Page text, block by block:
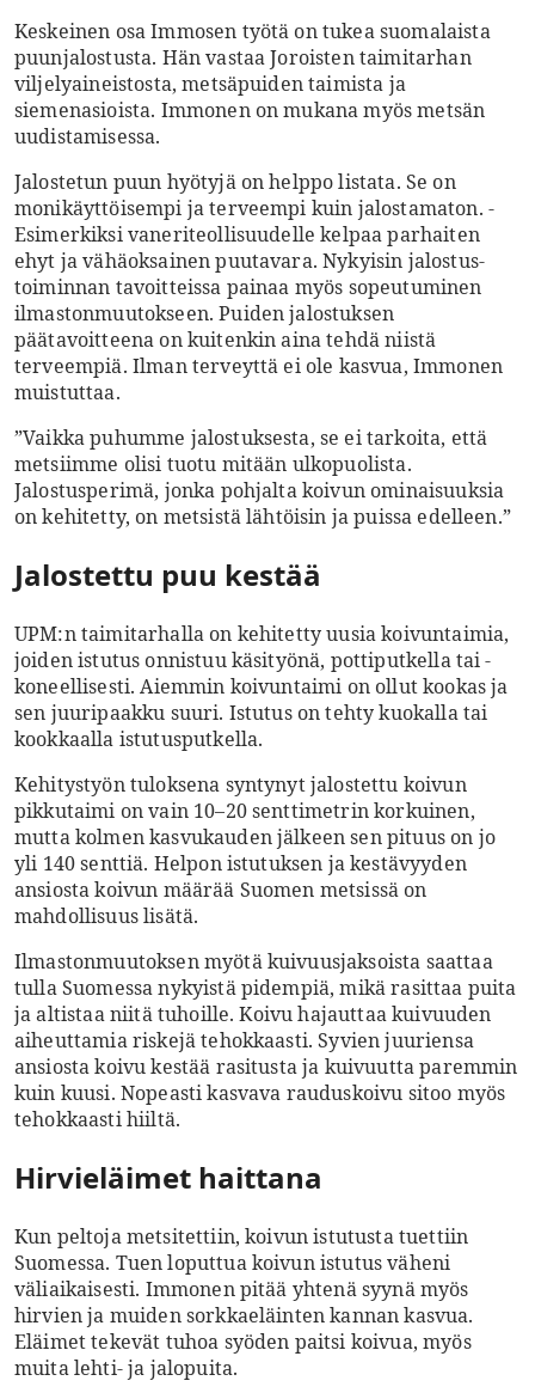
Keskeinen osa Immosen työtä on tukea suomalaista
puunjalostusta. Hän vastaa Joroisten taimitarhan
viljelyaineistosta, metsäpuiden taimista ja
siemenasioista. Immonen on mukana myös metsän
uudistamisessa.
Jalostetun puun hyötyjä on helppo listata. Se on
monikäyttöisempi ja terveempi kuin jalostamaton. ­
Esimerkiksi vaneriteollisuudelle kelpaa parhaiten
ehyt ja vähäoksainen puutavara. Nykyisin jalostus­
toiminnan tavoitteissa painaa myös sopeutuminen
ilmastonmuutokseen. Puiden jalostuksen
päätavoitteena on kuitenkin aina tehdä niistä
terveempiä. Ilman terveyttä ei ole kasvua, Immonen
muistuttaa.
”Vaikka puhumme jalostuksesta, se ei tarkoita, että
metsiimme olisi ­tuotu mitään ulkopuolista.
Jalostusperimä, jonka pohjalta koivun ominaisuuksia
on kehitetty, on metsistä lähtöisin japuissa edelleen.”
Jalostettu puu kestää
UPM:n taimitarhalla on kehitetty uusia koivuntaimia,
joiden istutus onnistuu käsityönä, pottiputkella tai ­
koneellisesti. Aiemmin koivuntaimi on ollut kookas ja
sen juuripaakku suuri. Istutus on tehty kuokalla tai
kookkaalla istutusputkella.
Kehitystyön tuloksena syntynyt jalostettu koivun
pikkutaimi on vain 10–20 senttimetrin korkuinen,
mutta kolmen kasvukauden jälkeen sen pituus on jo
yli 140 senttiä. Helpon istutuksen ja kestävyyden
ansiosta koivun määrää Suomen metsissä on
mahdollisuus lisätä.
Ilmastonmuutoksen myötä kuivuusjaksoista saattaa
tulla Suomessa nykyistä pidempiä, mikä rasittaa puita
ja altistaa niitä tuhoille. Koivu hajauttaa kuivuuden
aiheuttamia riskejä tehokkaasti. Syvien juuriensa
ansiosta koivu kestää ­rasitusta ja kuivuutta paremmin
kuin kuusi. Nopeasti kasvava rauduskoivu sitoo myös
tehokkaasti hiiltä.
Hirvieläimet haittana
Kun peltoja metsitettiin, koivun istutusta tuettiin
Suomessa. Tuen loputtua koivun istutus väheni
väliaikaisesti. Immonen ­pitää yhtenä syynä myös
hirvien ja muiden sorkkaeläinten kannan kasvua.
Eläimet tekevät tuhoa syöden paitsi koivua, myös
muita lehti- ja jalopuita.